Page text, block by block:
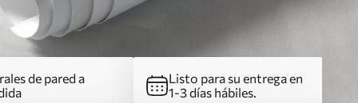
de pared a
Listo para su entrega en
1-3 días hábiles.